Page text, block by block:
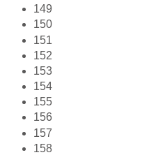
149
150
151
152
153
154
155
156
157
158